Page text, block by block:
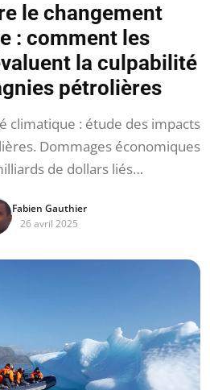
le changement
: comment les
la culpabilité
pétrolières
climatique : étude des impacts
Dommages économiques
de dollars liés…
Fabien Gauthier
26 avril 2025